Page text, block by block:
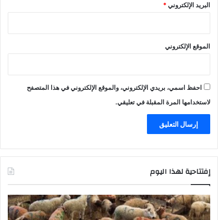
البريد الإلكتروني*
الموقع الإلكتروني
احفظ اسمي، بريدي الإلكتروني، والموقع الإلكتروني في هذا المتصفح
لاستخدامها المرة المقبلة في تعليقي.
إفتتاحية لهذا اليوم